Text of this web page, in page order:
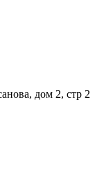
дом 2, стр 2